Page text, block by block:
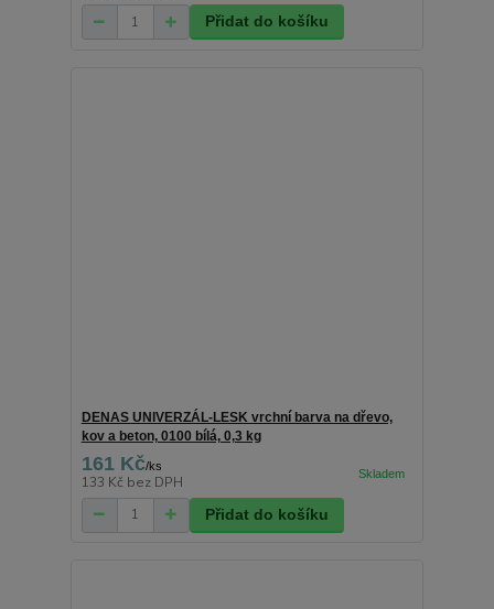
Přidat do košíku
DENAS UNIVERZÁL-LESK vrchní barva na dřevo,
kov a beton, 0100 bílá, 0,3 kg
161 Kč/ks
133 Kč bez DPH
Přidat do košíku